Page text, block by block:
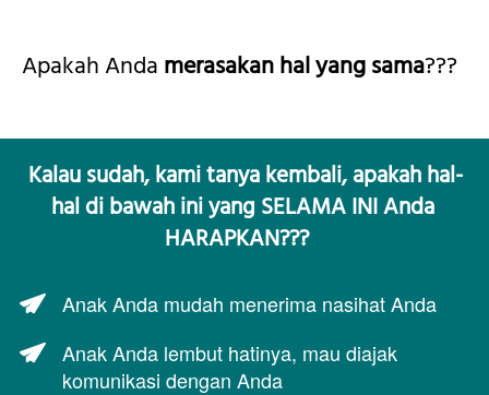
Apakah Anda merasakan hal yang sama???
Kalau sudah, kami tanya kembali, apakah hal-
hal di bawah ini yang SELAMA INI Anda
HARAPKAN???
Anak Anda mudah menerima nasihat Anda
Anak Anda lembut hatinya, mau diajak
komunikasi dengan Anda